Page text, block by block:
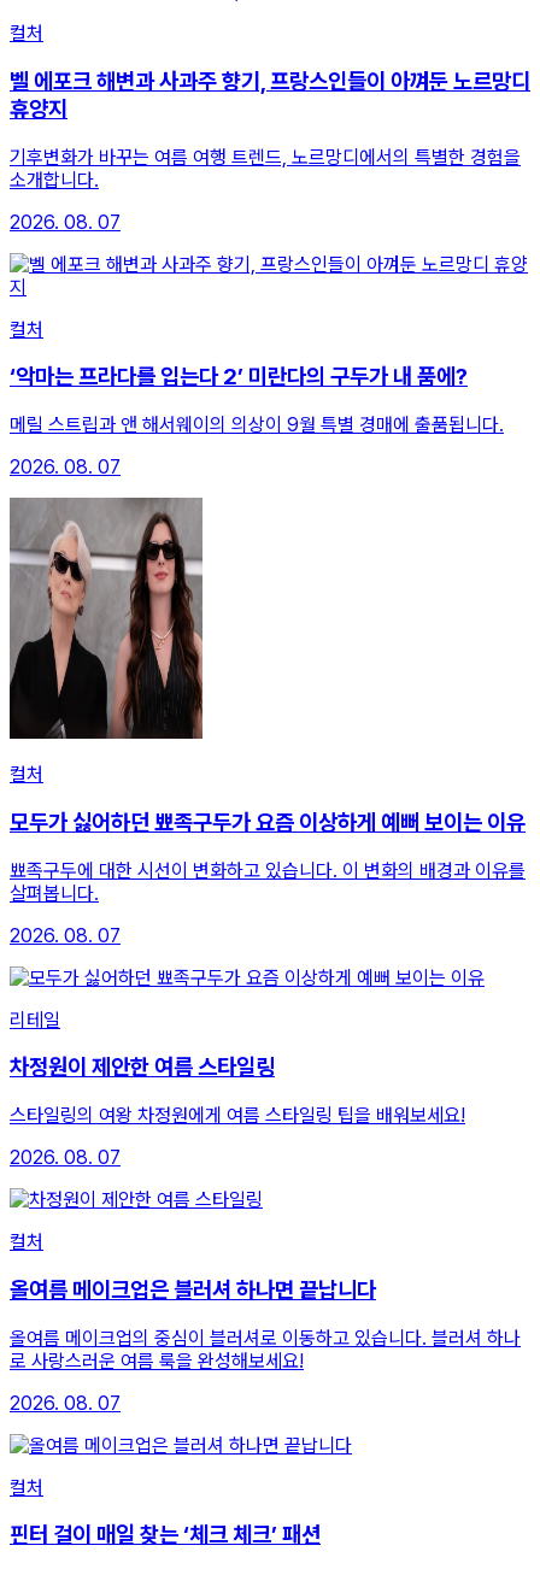
컬처
벨 에포크 해변과 사과주 향기, 프랑스인들이 아껴둔 노르망디
휴양지
기후변화가 바꾸는 여름 여행 트렌드, 노르망디에서의 특별한 경험을
소개합니다.
2026. 08. 07
컬처
‘악마는 프라다를 입는다 2’ 미란다의 구두가 내 품에?
메릴 스트립과 앤 해서웨이의 의상이 9월 특별 경매에 출품됩니다.
2026. 08. 07
컬처
모두가 싫어하던 뾰족구두가 요즘 이상하게 예뻐 보이는 이유
뾰족구두에 대한 시선이 변화하고 있습니다. 이 변화의 배경과 이유를
살펴봅니다.
2026. 08. 07
리테일
차정원이 제안한 여름 스타일링
스타일링의 여왕 차정원에게 여름 스타일링 팁을 배워보세요!
2026. 08. 07
컬처
올여름 메이크업은 블러셔 하나면 끝납니다
올여름 메이크업의 중심이 블러셔로 이동하고 있습니다. 블러셔 하나
로 사랑스러운 여름 룩을 완성해보세요!
2026. 08. 07
컬처
핀터 걸이 매일 찾는 ‘체크 체크’ 패션